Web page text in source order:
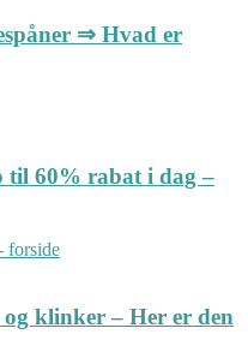
⇒ Hvad er
til 60% rabat i dag –
klinker – Her er den